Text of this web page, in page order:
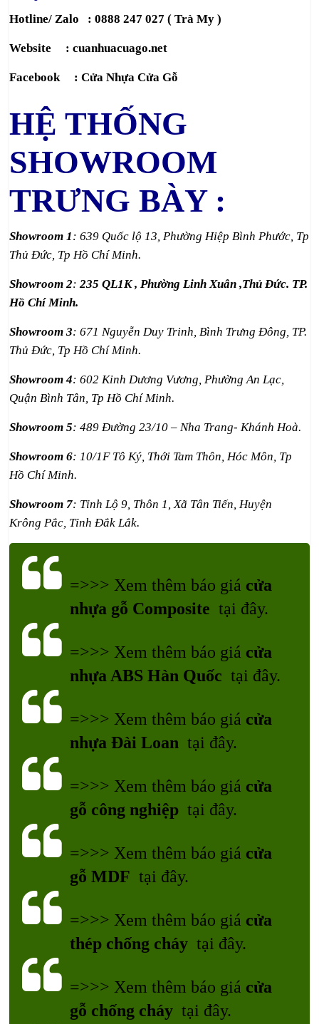
Hotline/ Zalo : 0888 247 027 ( Trà My )
Website :cuanhuacuago.net
Facebook :Cửa Nhựa Cửa Gỗ
HỆ THỐNG
SHOWROOM
TRƯNG BÀY :
Showroom 1: 639 Quốc lộ 13, Phường Hiệp Bình Phước, Tp
Thủ Đức, Tp Hồ Chí Minh.
Showroom 2:235 QL1K , Phường Linh Xuân ,Thủ Đức. TP.
Hồ Chí Minh.
Showroom 3: 671 Nguyễn Duy Trinh, Bình Trưng Đông, TP.
Thủ Đức, Tp Hồ Chí Minh.
Showroom 4: 602 Kinh Dương Vương, Phường An Lạc,
Quận Bình Tân, Tp Hồ Chí Minh.
Showroom 5: 489 Đường 23/10 – Nha Trang- Khánh Hoà.
Showroom 6: 10/1F Tô Ký, Thới Tam Thôn, Hóc Môn, Tp
Hồ Chí Minh.
Showroom 7: Tỉnh Lộ 9, Thôn 1, Xã Tân Tiến, Huyện
Krông Pắc, Tỉnh Đắk Lắk.
=>>> Xem thêm báo giá cửa
nhựa gỗ Composite tại đây.
=>>> Xem thêm báo giá cửa
nhựa ABS Hàn Quốc tại đây.
=>>> Xem thêm báo giá cửa
nhựa Đài Loan tại đây.
=>>> Xem thêm báo giá cửa
gỗ công nghiệp tại đây.
=>>> Xem thêm báo giá cửa
gỗ MDF tại đây.
=>>> Xem thêm báo giá cửa
thép chống cháy tại đây.
=>>> Xem thêm báo giá cửa
gỗ chống cháy tại đây.